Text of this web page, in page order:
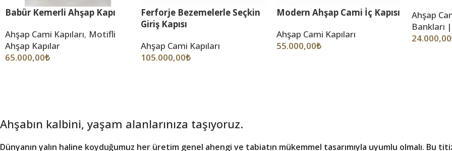
Babür Kemerli Ahşap Kapı
Ahşap Cami Kapıları, Motifli
Ahşap Kapılar
65.000,00₺
Ferforje Bezemelerle Seçkin
Giriş Kapısı
Ahşap Cami Kapıları
105.000,00₺
Modern Ahşap Cami İç Kapısı
Ahşap Cami Kapıları
55.000,00₺
Ahşap
Bankları
24.000,00
Ahşabın kalbini, yaşam alanlarınıza taşıyoruz.
Dünyanın yalın haline koyduğumuz her üretim genel ahengi ve tabiatın mükemmel tasarımıyla uyumlu olmalı. Bu